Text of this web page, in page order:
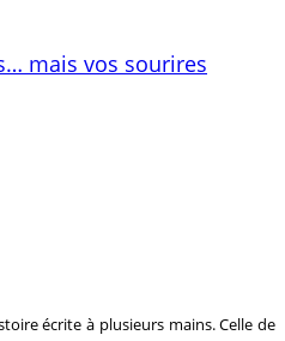
mais vos sourires
écrite à plusieurs mains. Celle de